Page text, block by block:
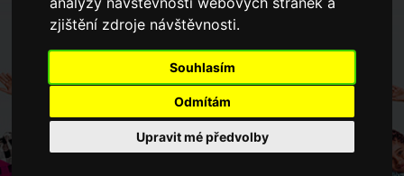
zjištění zdroje návštěvnosti.
Souhlasím
Odmítám
Upravit mé předvolby
Dny otevřených dveří ZŠ
Když potřebujete pomoci